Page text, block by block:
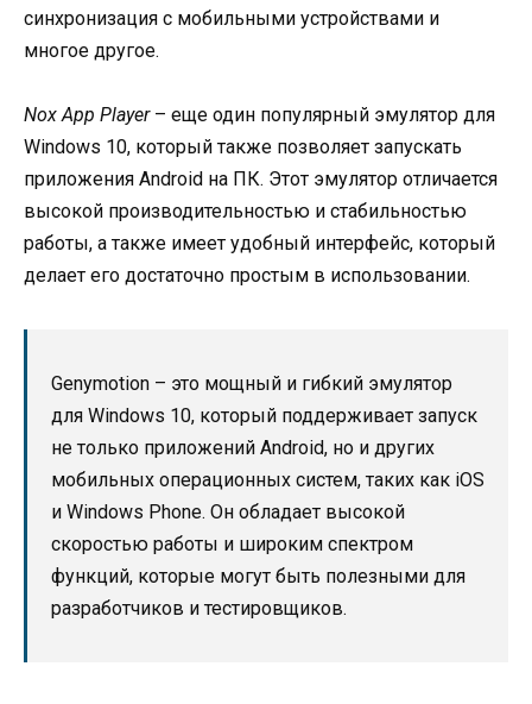
синхронизация с мобильными устройствами и
многое другое.
Nox App Player– еще один популярный эмулятор для
Windows 10, который также позволяет запускать
приложения Android на ПК. Этот эмулятор отличается
высокой производительностью и стабильностью
работы, а также имеет удобный интерфейс, который
делает его достаточно простым в использовании.
Genymotion – это мощный и гибкий эмулятор
для Windows 10, который поддерживает запуск
не только приложений Android, но и других
мобильных операционных систем, таких как iOS
и Windows Phone. Он обладает высокой
скоростью работы и широким спектром
функций, которые могут быть полезными для
разработчиков и тестировщиков.